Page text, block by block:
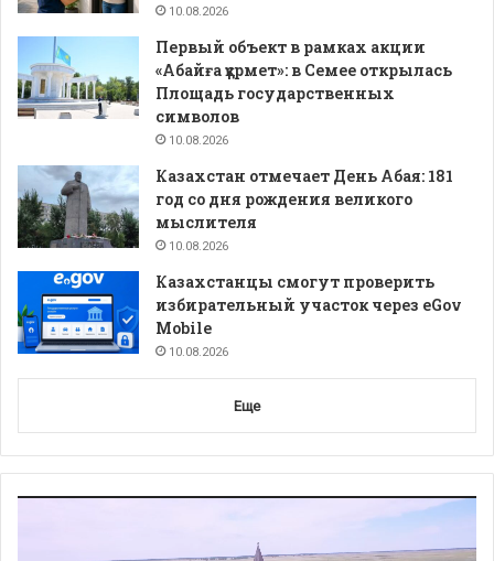
10.08.2026
Первый объект в рамках акции
«Абайға құрмет»: в Семее открылась
Площадь государственных
символов
10.08.2026
Казахстан отмечает День Абая: 181
год со дня рождения великого
мыслителя
10.08.2026
Казахстанцы смогут проверить
избирательный участок через eGov
Mobile
10.08.2026
Еще